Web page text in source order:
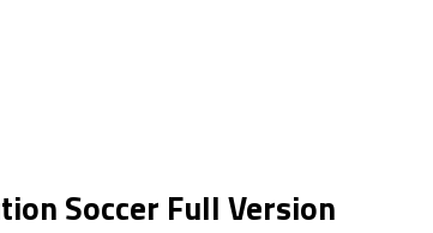
Soccer Full Version